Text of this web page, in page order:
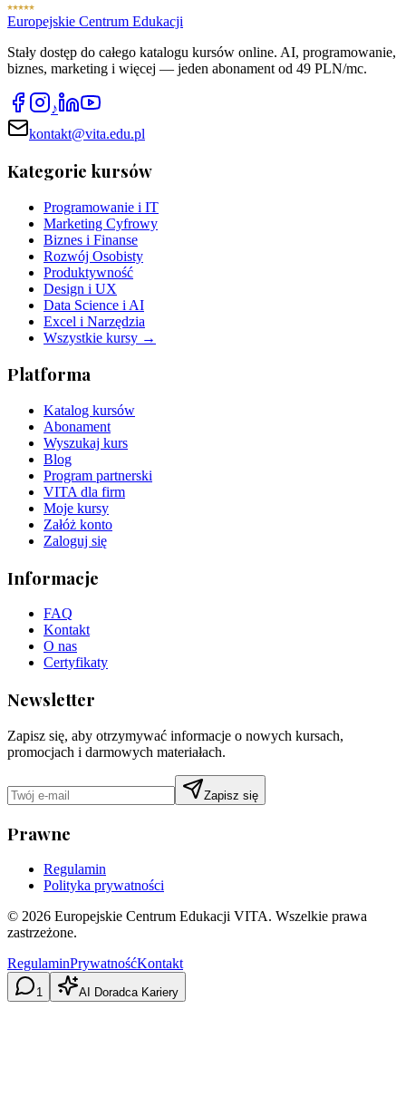
Europejskie Centrum Edukacji
Stały dostęp do całego katalogu kursów online. AI, programowanie,
biznes, marketing i więcej — jeden abonament od 49 PLN/mc.
♪
kontakt@vita.edu.pl
Kategorie kursów
Programowanie i IT
Marketing Cyfrowy
Biznes i Finanse
Rozwój Osobisty
Produktywność
Design i UX
Data Science i AI
Excel i Narzędzia
Wszystkie kursy →
Platforma
Katalog kursów
Abonament
Wyszukaj kurs
Blog
Program partnerski
VITA dla firm
Moje kursy
Załóż konto
Zaloguj się
Informacje
FAQ
Kontakt
O nas
Certyfikaty
Newsletter
Zapisz się, aby otrzymywać informacje o nowych kursach,
promocjach i darmowych materiałach.
Zapisz się
Prawne
Regulamin
Polityka prywatności
© 2026 Europejskie Centrum Edukacji VITA. Wszelkie prawa
zastrzeżone.
RegulaminPrywatnośćKontakt
1 AI Doradca Kariery